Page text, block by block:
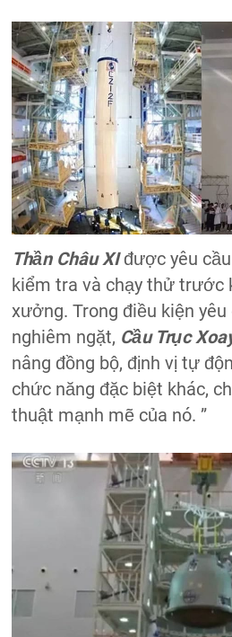
Thần Châu XIđược yêu cầu
kiểm tra và chạy thử trước
xưởng. Trong điều kiện
nghiêm ngặt, Cầu Trục
nâng đồng bộ, định vị tự
chức năng đặc biệt khác,
thuật mạnh mẽ của nó. ”